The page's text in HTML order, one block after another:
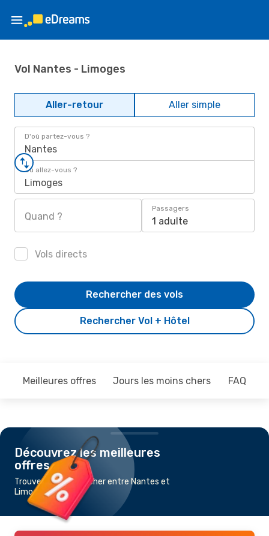
Vol Nantes - Limoges
Aller-retour Aller simple
D'où partez-vous ?
Nantes
Où allez-vous ?
Limoges
Quand ?
Passagers
1 adulte
Vols directs
Rechercher Vol + Hôtel
Rechercher des vols
Meilleures offres Jours les moins chers FAQ
Découvrez les meilleures
offres
Trouvez un vol pas cher entre Nantes et
Limoges